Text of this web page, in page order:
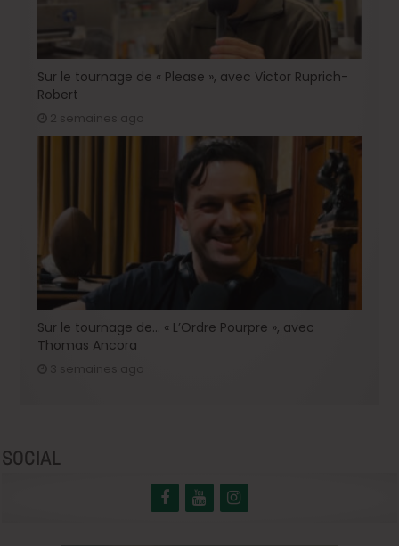
Sur le tournage de « Please », avec Victor Ruprich-
Robert
2 semaines ago
Sur le tournage de… « L’Ordre Pourpre », avec
Thomas Ancora
3 semaines ago
SOCIAL